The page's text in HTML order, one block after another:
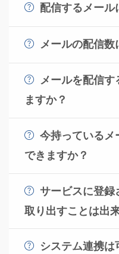
ることができます。
HTMLエディタに関
とも可能です。
映えるテキストメ
グリーティングカ
配信するメール
コンビーズメールプ
めて広告は一切入り
メールの配信
契約するプランによ
数の制限はございませ
詳しくは、
メールを配信す
ますか？
メールを配信するデ
ビーズメールプラスで
ォンで操作いただけま
ます。
今持っているメ
できますか？
既にお持ちのメール
合、CSVファイルで
できるデータの上限
500,000件以上の配信は
サービスに登録
取り出すことは出
はい。CSV形式でダ
システム連携は